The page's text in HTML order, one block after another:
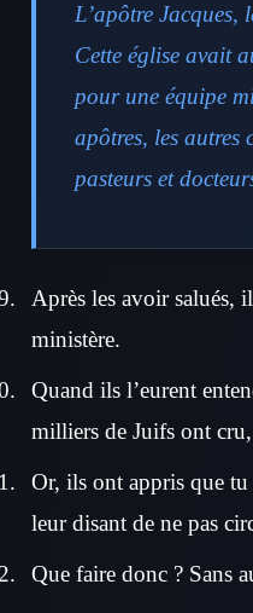
L’apôtre Jacques,
Cette église avait
pour une équipe
apôtres, les autres
pasteurs et
Après les avoir salués,
ministère.
Quand ils l’eurent
milliers de Juifs ont
Or, ils ont appris que tu
leur disant de ne pas
Que faire donc ? Sans